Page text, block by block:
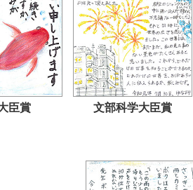
臣賞 文部科学大臣賞